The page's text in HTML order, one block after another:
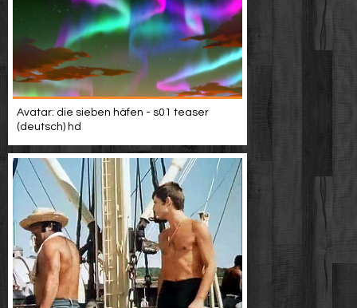
Avatar: die sieben häfen - s01 teaser
(deutsch) hd